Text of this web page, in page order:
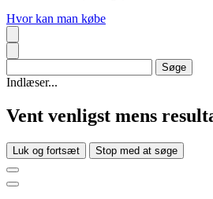
Hvor kan man købe
Indlæser...
Vent venligst mens
Luk og fortsæt Stop med at søge